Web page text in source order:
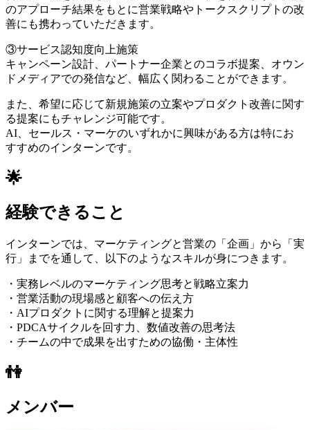
のアプローチ結果をもとに営業戦略やトークスクリプトの改
善にも携わっていただきます。
③サービス認知度向上施策
キャンペーン設計、パートナー企業とのコラボ提案、オウン
ドメディアでの発信など、幅広く関わることができます。
また、希望に応じて新規施策の立案やプロダクト改善に関す
る提案にもチャレンジ可能です。
AI、セールス・マーケのいずれかに興味がある方は特にお
すすめのインターンです。
🌟
経験できること
インターンでは、マーケティングと営業の「企画」から「実
行」までを通して、以下のようなスキルが身につきます。
・実務レベルのマーケティング思考と戦略立案力
・営業活動の現場感と顧客への伝え方
・AIプロダクトに関する理解と提案力
・PDCAサイクルを回す力、数値改善の思考法
・チームの中で成果を出すための協働・主体性
👫
メンバー